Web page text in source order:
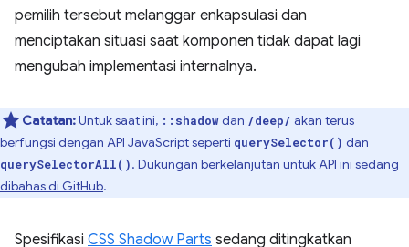
pemilih tersebut melanggar enkapsulasi dan
menciptakan situasi saat komponen tidak dapat lagi
mengubah implementasi internalnya.
Catatan:Untuk saat ini, ::shadowdan /deep/ akan terus
berfungsi dengan API JavaScript seperti querySelector() dan
querySelectorAll(). Dukungan berkelanjutan untuk API ini sedang
dibahas di GitHub.
Spesifikasi CSS Shadow Parts sedang ditingkatkan